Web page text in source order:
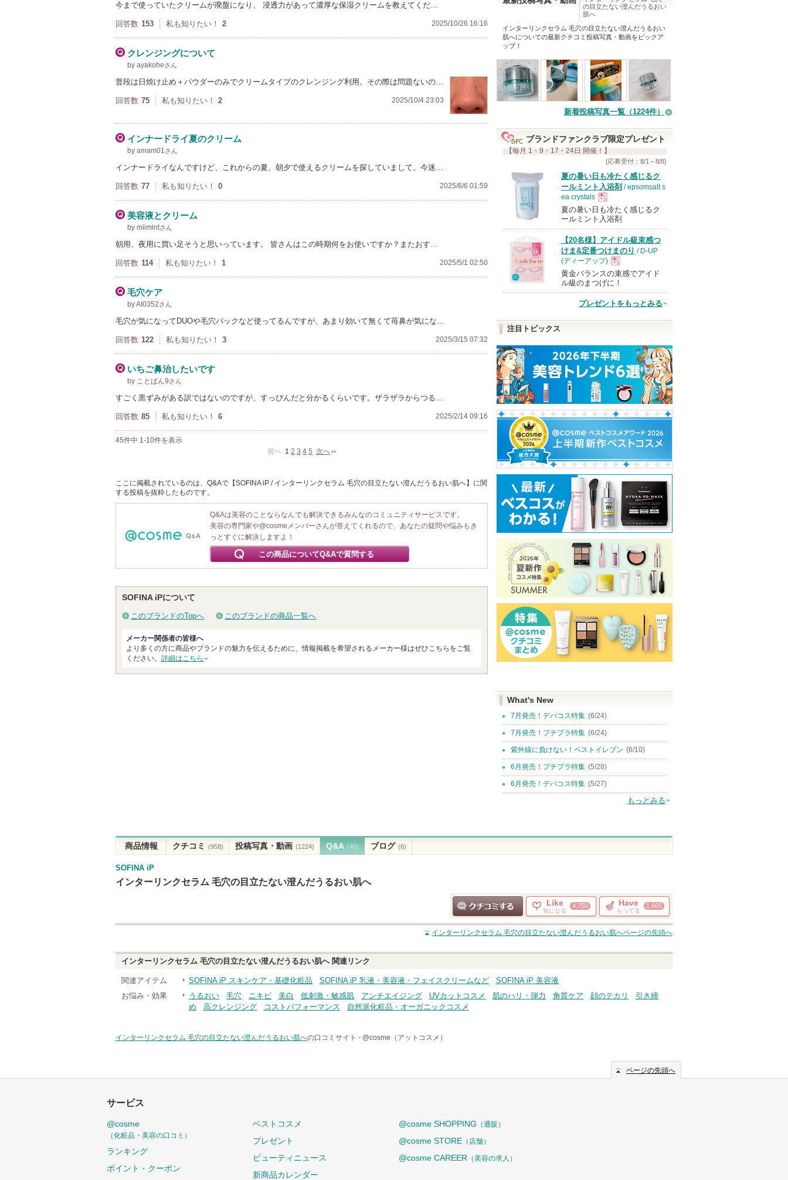
今まで使っていたクリームが廃盤になり、 浸透力があって濃厚な保湿クリームを教えてくだ…
回答数 153 私も知りたい！ 2 2025/10/26 16:16
クレンジングについて
by ayakoheさん
普段は日焼け止め＋パウダーのみでクリームタイプのクレンジング利用。その際は問題ないの…
回答数 75 私も知りたい！ 2 2025/10/4 23:03
インナードライ夏のクリーム
by amam01さん
インナードライなんですけど、これからの夏、朝夕で使えるクリームを探していまして、今迷…
回答数 77 私も知りたい！ 0 2025/6/6 01:59
美容液とクリーム
by miimintさん
朝用、夜用に買い足そうと思いっています。 皆さんはこの時期何をお使いですか？またおす…
回答数 114 私も知りたい！ 1 2025/5/1 02:50
毛穴ケア
by AI0352さん
毛穴が気になってDUOや毛穴パックなど使ってるんですが、あまり効いて無くて苺鼻が気にな…
回答数 122 私も知りたい！ 3 2025/3/15 07:32
いちご鼻治したいです
by ことぱん9さん
すごく黒ずみがある訳ではないのですが、すっぴんだと分かるくらいです。ザラザラからつる…
回答数 85 私も知りたい！ 6 2025/2/14 09:16
45件中 1-10件を表示
前へ 1 2 3 4 5 次へ
ここに掲載されているのは、Q&Aで【SOFINA iP / インターリンクセラム 毛穴の目立たない澄んだうるおい肌へ】に関
する投稿を抜粋したものです。
Q&Aは美容のことならなんでも解決できるみんなのコミュニティサービスです。
美容の専門家や@cosmeメンバーさんが答えてくれるので、あなたの疑問や悩みもき
っとすぐに解決しますよ！
この商品についてQ&Aで質問する
SOFINA iPについて
このブランドのTopへ このブランドの商品一覧へ
メーカー関係者の皆様へ
より多くの方に商品やブランドの魅力を伝えるために、情報掲載を希望されるメーカー様はぜひこちらをご覧
ください。 詳細はこちら
入
登
さ
れ
て
い
す
の目立たない澄んだうるおい
肌へ
インターリンクセラム 毛穴の目立たない澄んだうるおい
肌へについての最新クチコミ投稿写真・動画をピックア
ップ！
新着投稿写真一覧（1224件）
ブランドファンクラブ限定プレゼント
【毎月 1・9・17・24日 開催！】
(応募受付：8/1～8/8)
夏の暑い日も冷たく感じるク
ールミント入浴剤 / epsomsalt s
ea crystals
現
品
夏の暑い日も冷たく感じるク
ールミント入浴剤
【20名様】アイドル級束感つ
けま&定番つけまのり / D-UP
(ディーアップ)
現
品
黄金バランスの束感でアイド
ル級のまつげに！
プレゼントをもっとみる
注目トピックス
What's New
7月発売！デパコス特集 (6/24)
7月発売！プチプラ特集 (6/24)
紫外線に負けない！ベストイレブン (6/10)
6月発売！プチプラ特集 (5/28)
6月発売！デパコス特集 (5/27)
もっとみる
商品情報 クチコミ (958) 投稿写真・動画 (1224) Q&A (45) ブログ (6)
SOFINA iP
インターリンクセラム 毛穴の目立たない澄んだうるおい肌へ
クチコミする
Like
気になる
4,750 Have
もってる
1,665
インターリンクセラム 毛穴の目立たない澄んだうるおい肌へページの先頭へ
インターリンクセラム 毛穴の目立たない澄んだうるおい肌へ関連リンク
関連アイテム SOFINA iP スキンケア・基礎化粧品 SOFINA iP 乳液・美容液・フェイスクリームなど
SOFINA iP 美容液
お悩み・効果
うるおい 毛穴 ニキビ 美白 低刺激・敏感肌 アンチエイジング UVカットコスメ 肌のハリ・弾力 角質ケア 顔のテカリ
引き締
め
高クレンジング コストパフォーマンス 自然派化粧品・オーガニックコスメ
インターリンクセラム 毛穴の目立たない澄んだうるおい肌への口コミサイト - @cosme（アットコスメ）
ページの先頭へ
サービス
@cosme
（化粧品・美容の口コミ）
ランキング
ポイント・クーポン
ベストコスメ
プレゼント
ビューティニュース
新商品カレンダー
@cosme SHOPPING （通販）
@cosme STORE （店舗）
@cosme CAREER （美容の求人）